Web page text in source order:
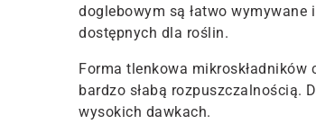
doglebowym są łatwo
dostępnych dla roślin.
Forma tlenkowa
bardzo słabą rozpuszczalnością.
wysokich dawkach.